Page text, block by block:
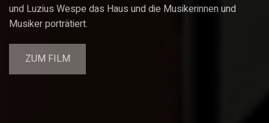
und Luzius Wespe das Haus und die Musikerinnen und
Musiker porträtiert.
ZUM FILM